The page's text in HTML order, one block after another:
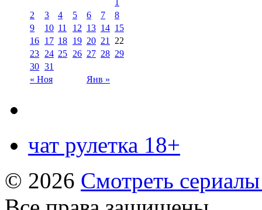
« Ноя Янв »
2
3 4 5 6 7
8
9
10 11 12 13 14 15
16 17 18 19 20 21
22
23 24 25 26 27 28 29
30 31
чат рулетка 18+
© 2026 Смотреть